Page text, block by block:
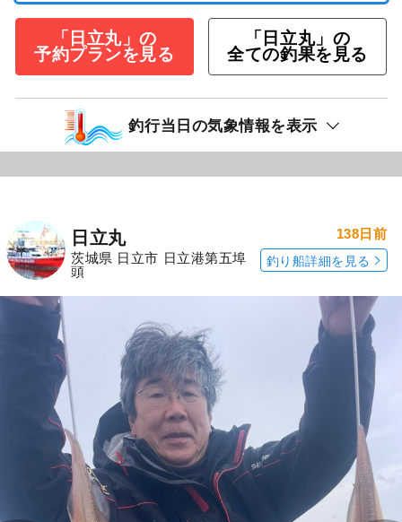
「日立丸」の
予約プランを見る
「日立丸」の
全ての釣果を見る
釣行当日の気象情報を表示
日立丸
茨城県 日立市 日立港第五埠
頭
138日前
釣り船詳細を見る